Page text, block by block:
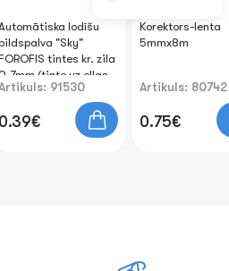
lodīšu
"Sky"
tintes kr. zila
(tinte uz eļļas
91530
0.39€
Korektors-lenta
5mmx8m
Artikuls: 80742
0.75€